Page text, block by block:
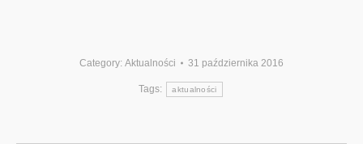
Category: Aktualności 31 października 2016
Tags: aktualności